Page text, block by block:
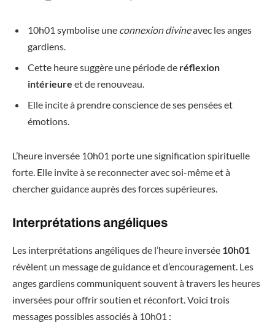
10h01 symbolise une connexion divineavec les anges
gardiens.
Cette heure suggère une période de réflexion
intérieure et de renouveau.
Elle incite à prendre conscience de ses pensées et
émotions.
L’heure inversée 10h01 porte une signification spirituelle
forte. Elle invite à se reconnecter avec soi-même et à
chercher guidance auprès des forces supérieures.
Interprétations angéliques
Les interprétations angéliques de l’heure inversée 10h01
révèlent un message de guidance et d’encouragement. Les
anges gardiens communiquent souvent à travers les heures
inversées pour offrir soutien et réconfort. Voici trois
messages possibles associés à 10h01 :